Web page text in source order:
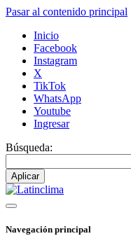
Pasar al contenido principal
Inicio
Facebook
Instagram
X
TikTok
WhatsApp
Youtube
Ingresar
Búsqueda:
Navegación principal